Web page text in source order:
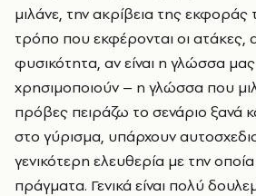
μιλάνε, την ακρίβεια της
τρόπο που εκφέρονται οι ατάκες,
φυσικότητα, αν είναι η γλώσσα
χρησιμοποιούν – η γλώσσα που
πρόβες πειράζω το σενάριο ξανά
στο γύρισμα, υπάρχουν
γενικότερη ελευθερία με την
πράγματα. Γενικά είναι πολύ